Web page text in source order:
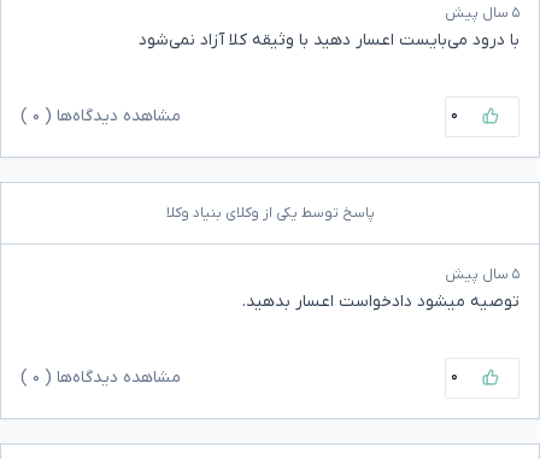
۵ سال پیش
با درود می‌بایست اعسار دهید با وثیقه کلا آزاد نمی‌شود
۰ مشاهده دیدگاه‌ها ( ۰
پاسخ توسط یکی از وکلای بنیاد وکلا
۵ سال پیش
توصیه میشود دادخواست اعسار بدهید.
۰ مشاهده دیدگاه‌ها ( ۰